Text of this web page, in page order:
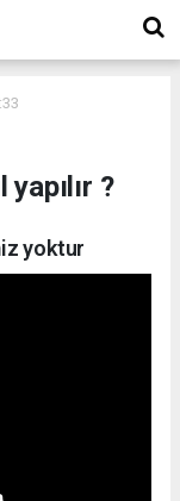
?
yoktur